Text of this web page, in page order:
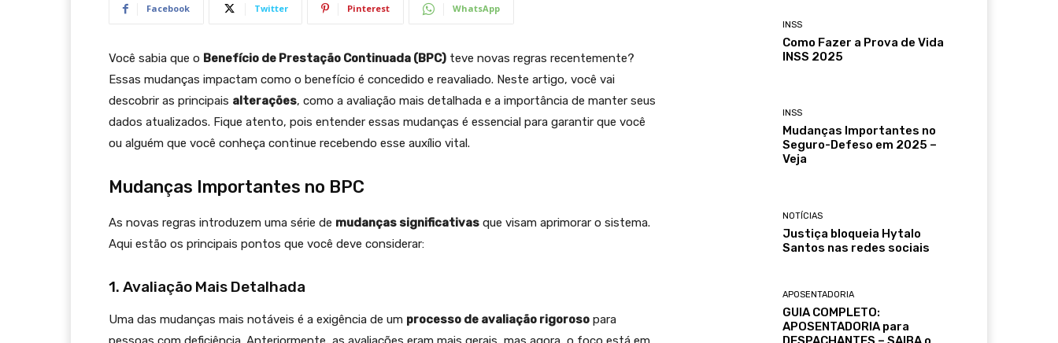
Facebook Twitter Pinterest WhatsApp
Você sabia que o Benefício de Prestação Continuada (BPC) teve novas regras recentemente?
Essas mudanças impactam como o benefício é concedido e reavaliado. Neste artigo, você vai
descobrir as principais alterações, como a avaliação mais detalhada e a importância de manter seus
dados atualizados. Fique atento, pois entender essas mudanças é essencial para garantir que você
ou alguém que você conheça continue recebendo esse auxílio vital.
Mudanças Importantes no BPC
As novas regras introduzem uma série de mudanças significativas que visam aprimorar o sistema.
Aqui estão os principais pontos que você deve considerar:
1. Avaliação Mais Detalhada
Uma das mudanças mais notáveis é a exigência de um processo de avaliação rigoroso para
INSS
Como Fazer a Prova de Vida
INSS 2025
INSS
Mudanças Importantes no
Seguro-Defeso em 2025 –
Veja
NOTÍCIAS
Justiça bloqueia Hytalo
Santos nas redes sociais
APOSENTADORIA
GUIA COMPLETO:
APOSENTADORIA para